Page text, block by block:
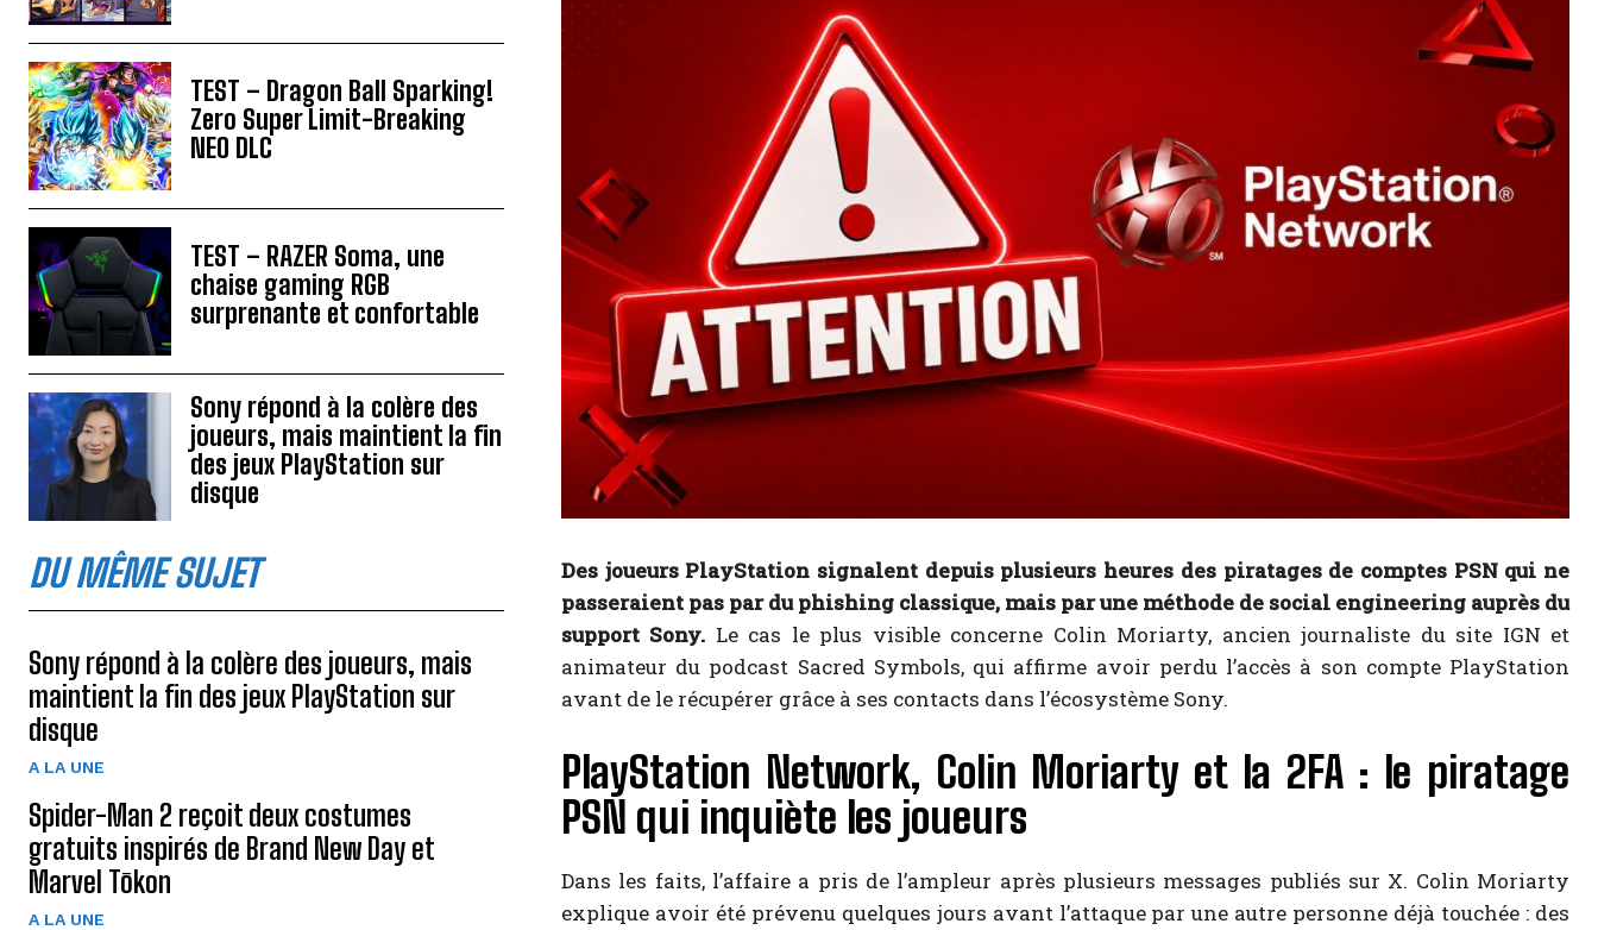
TEST – Dragon Ball Sparking!
Zero Super Limit-Breaking
NEO DLC
TEST – RAZER Soma, une
chaise gaming RGB
surprenante et confortable
Sony répond à la colère des
joueurs, mais maintient la fin
des jeux PlayStation sur
disque
DU MÊME SUJET
Sony répond à la colère des joueurs, mais
maintient la fin des jeux PlayStation sur
disque
A LA UNE
Spider-Man 2 reçoit deux costumes
gratuits inspirés de Brand New Day et
Marvel Tōkon
A LA UNE
Des joueurs PlayStation signalent depuis plusieurs heures des piratages de comptes PSN qui ne
passeraient pas par du phishing classique, mais par une méthode de social engineering auprès du
support Sony. Le cas le plus visible concerne Colin Moriarty, ancien journaliste du site IGN et
animateur du podcast Sacred Symbols, qui affirme avoir perdu l’accès à son compte PlayStation
avant de le récupérer grâce à ses contacts dans l’écosystème Sony.
PlayStation Network, Colin Moriarty et la 2FA : le piratage
PSN qui inquiète les joueurs
Dans les faits, l’affaire a pris de l’ampleur après plusieurs messages publiés sur X. Colin Moriarty
explique avoir été prévenu quelques jours avant l’attaque par une autre personne déjà touchée : des